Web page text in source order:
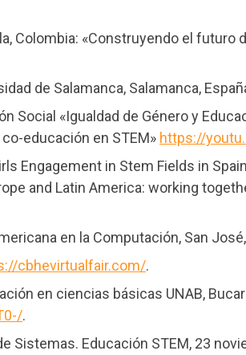
Colombia: «Construyendo el
de Salamanca, Salamanca,
Social «Igualdad de Género y
educación en STEM» https://
Engagement in Stem Fields in
and Latin America: working
en la Computación, San
cbhevirtualfair.com/.
en ciencias básicas UNAB,
.
Sistemas. Educación STEM, 23